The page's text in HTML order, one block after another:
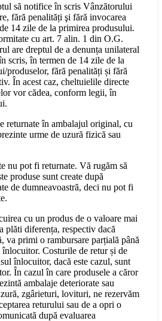
să notifice în scris Vânzătorului
fără penalități şi fără invocarea
14 zile de la primirea produsului.
cu art. 7 alin. 1 din O.G.
are dreptul de a denunța unilateral
scris, în termen de 14 zile de la
produselor, fără penalități și fără
În acest caz, cheltuielile directe
vor cădea, conform legii, în
returnate în ambalajul original, cu
urme de uzură fizică sau
nu pot fi returnate. Vă rugăm să
produse sunt create după
de dumneavoastră, deci nu pot fi
cu un produs de o valoare mai
plăti diferența, respectiv dacă
va primi o rambursare parțială până
Costurile de retur și de
înlocuitor, dacă este cazul, sunt
În cazul în care produsele a căror
ambalaje deteriorate sau
zgârieturi, lovituri, ne rezervăm
returului sau de a opri o
după evaluarea